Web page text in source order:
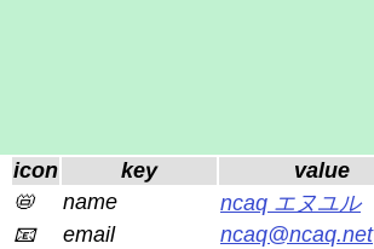
icon key
value
📛
name
ncaq エヌユル
📧
email
ncaq@ncaq.net